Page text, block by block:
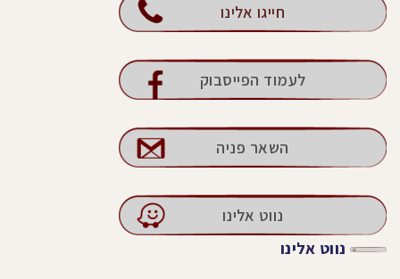
חייגו אלינו
לעמוד הפייסבוק
השאר פניה
נווט אלינו
נווט אלינו